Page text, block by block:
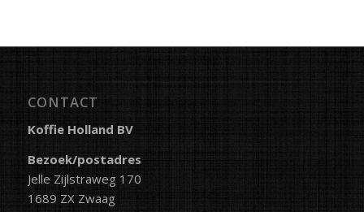
CONTACT
Koffie Holland BV
Bezoek/postadres
Jelle Zijlstraweg 170
1689 ZX Zwaag